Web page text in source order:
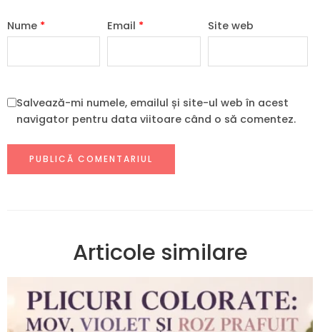
Nume * Email * Site web
Salvează-mi numele, emailul și site-ul web în acest
navigator pentru data viitoare când o să comentez.
Articole similare